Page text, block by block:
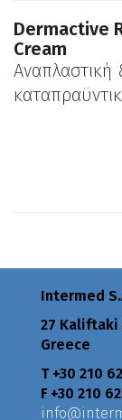
Dermactive
Cream
Αναπλαστική
Intermed
27 Kaliftaki
Greece
Τ +30 210
F +30 210